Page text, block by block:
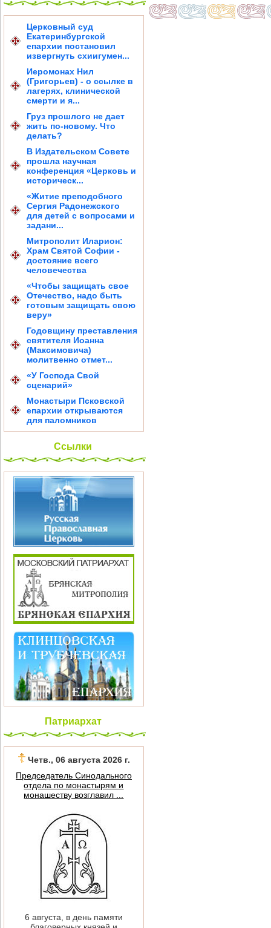
Церковный суд
Екатеринбургской
епархии постановил
извергнуть схиигумен...
Иеромонах Нил
(Григорьев) - о ссылке в
лагерях, клинической
смерти и я...
Груз прошлого не дает
жить по-новому. Что
делать?
В Издательском Совете
прошла научная
конференция «Церковь и
историческ...
«Житие преподобного
Сергия Радонежского
для детей с вопросами и
задани...
Митрополит Иларион:
Храм Святой Софии -
достояние всего
человечества
«Чтобы защищать свое
Отечество, надо быть
готовым защищать свою
веру»
Годовщину преставления
святителя Иоанна
(Максимовича)
молитвенно отмет...
«У Господа Свой
сценарий»
Монастыри Псковской
епархии открываются
для паломников
Ссылки
Патриархат
Четв., 06 августа 2026 г.
Председатель Синодального
отдела по монастырям и
монашеству возглавил ...
6 августа, в день памяти